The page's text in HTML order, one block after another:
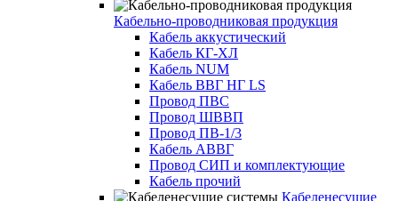
Кабельно-проводниковая продукция
Кабель аккустический
Кабель КГ-ХЛ
Кабель NUM
Кабель ВВГ НГ LS
Провод ПВС
Провод ШВВП
Провод ПВ-1/3
Кабель АВВГ
Провод СИП и комплектующие
Кабель прочий
Кабеленесущие